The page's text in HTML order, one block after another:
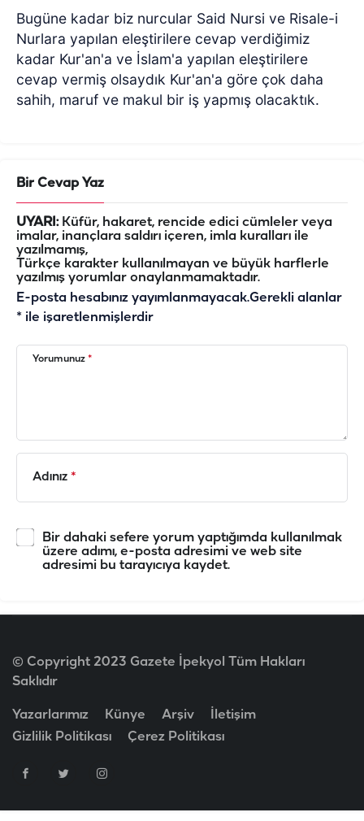
Bugüne kadar biz nurcular Said Nursi ve Risale-i
Nurlara yapılan eleştirilere cevap verdiğimiz
kadar Kur'an'a ve İslam'a yapılan eleştirilere
cevap vermiş olsaydık Kur'an'a göre çok daha
sahih, maruf ve makul bir iş yapmış olacaktık.
Bir Cevap Yaz
UYARI:Küfür, hakaret, rencide edici cümleler veya
imalar, inançlara saldırı içeren, imla kuralları ile
yazılmamış,
Türkçe karakter kullanılmayan ve büyük harflerle
yazılmış yorumlar onaylanmamaktadır.
E-posta hesabınız yayımlanmayacak.Gerekli alanlar
* ile işaretlenmişlerdir
Yorumunuz *
Adınız *
Bir dahaki sefere yorum yaptığımda kullanılmak
üzere adımı, e-posta adresimi ve web site
adresimi bu tarayıcıya kaydet.
© Copyright 2023 Gazete İpekyol Tüm Hakları
Saklıdır
Yazarlarımız Künye Arşiv
İletişim
Gizlilik Politikası
Çerez Politikası